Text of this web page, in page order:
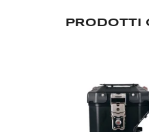
PRODOTTI